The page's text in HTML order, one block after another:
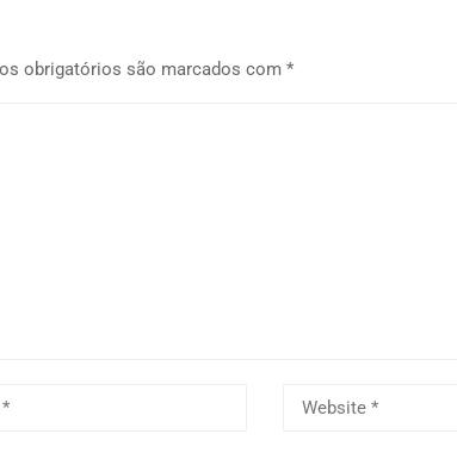
obrigatórios são marcados com *